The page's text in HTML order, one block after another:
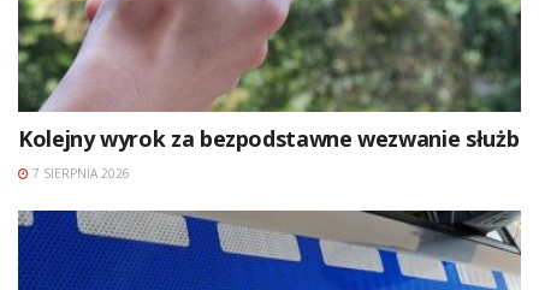
Kolejny wyrok za bezpodstawne wezwanie służb
7 SIERPNIA 2026